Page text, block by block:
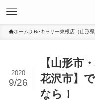
ホーム Reキャリー東根店（山形県
【山形市
花沢市】
なら！
2020
9/26